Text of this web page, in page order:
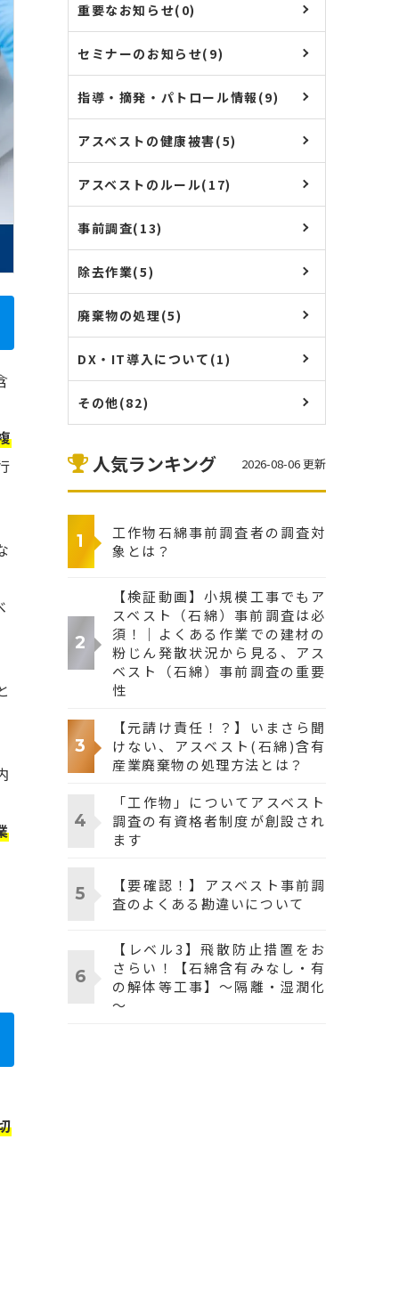
重要なお知らせ(0)
セミナーのお知らせ(9)
指導・摘発・パトロール情報(9)
アスベストの健康被害(5)
アスベストのルール(17)
事前調査(13)
除去作業(5)
廃棄物の処理(5)
DX・IT導入について(1)
その他(82)
人気ランキング 2026-08-06 更新
工作物石綿事前調査者の調査対
象とは？
【検証動画】小規模工事でもア
スベスト（石綿）事前調査は必
須！｜よくある作業での建材の
粉じん発散状況から見る、アス
ベスト（石綿）事前調査の重要
性
【元請け責任！？】いまさら聞
けない、アスベスト(石綿)含有
産業廃棄物の処理方法とは？
「工作物」についてアスベスト
調査の有資格者制度が創設され
ます
【要確認！】アスベスト事前調
査のよくある勘違いについて
【レベル3】飛散防止措置をお
さらい！【石綿含有みなし・有
の解体等工事】～隔離・湿潤化
～